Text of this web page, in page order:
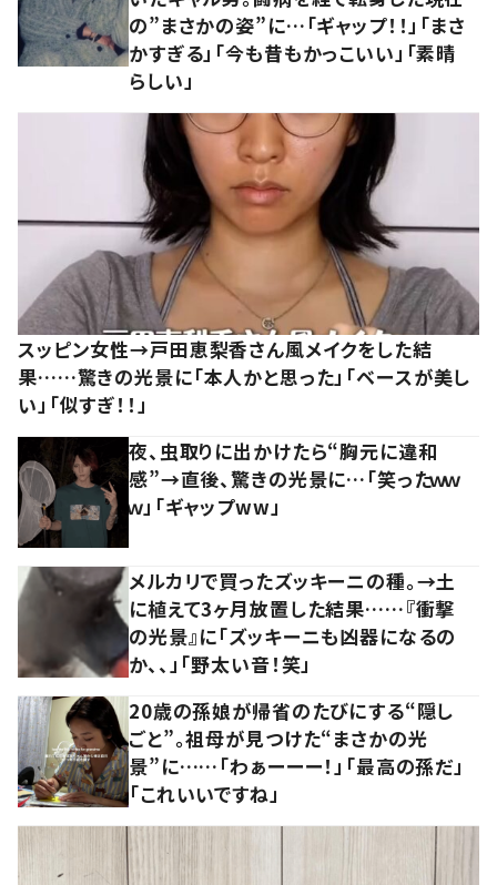
の”まさかの姿”に…「ギャップ！！」「まさ
かすぎる」「今も昔もかっこいい」「素晴
らしい」
スッピン女性→戸田恵梨香さん風メイクをした結
果……驚きの光景に「本人かと思った」「ベースが美し
い」「似すぎ！！」
夜、虫取りに出かけたら“胸元に違和
感”→直後、驚きの光景に…「笑ったｗｗ
ｗ」「ギャップww」
メルカリで買ったズッキーニの種。→土
に植えて3ヶ月放置した結果……『衝撃
の光景』に「ズッキーニも凶器になるの
か、、」「野太い音！笑」
20歳の孫娘が帰省のたびにする“隠し
ごと”。祖母が見つけた“まさかの光
景”に……「わぁーーー！」「最高の孫だ」
「これいいですね」